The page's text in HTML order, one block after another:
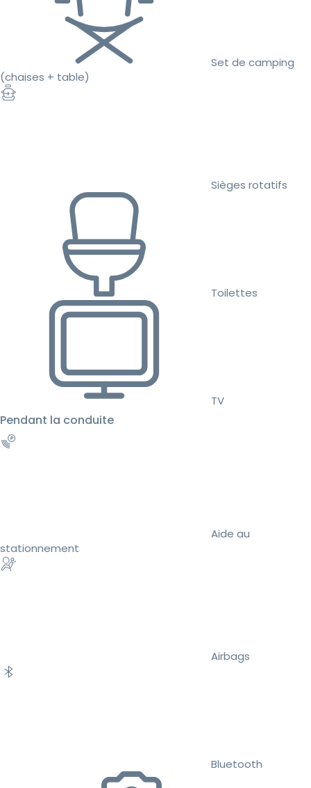
Set de camping
(chaises + table)
Sièges rotatifs
Toilettes
TV
Pendant la conduite
Aide au
stationnement
Airbags
Bluetooth